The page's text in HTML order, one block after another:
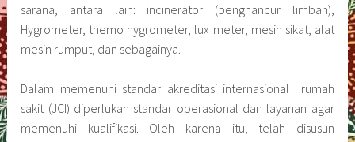
sarana, antara lain: incinerator (penghancur limbah),
Hygrometer, themo hygrometer, lux meter, mesin sikat, alat
mesin rumput, dan sebagainya.
Dalam memenuhi standar akreditasi internasional rumah
sakit (JCI) diperlukan standar operasional dan layanan agar
memenuhi kualifikasi. Oleh karena itu, telah disusun